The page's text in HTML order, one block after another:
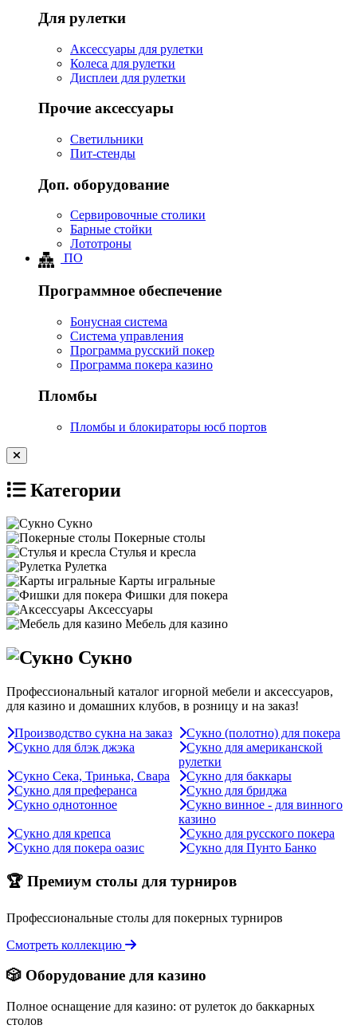
Для рулетки
Аксессуары для рулетки
Колеса для рулетки
Дисплеи для рулетки
Прочие аксессуары
Светильники
Пит-стенды
Доп. оборудование
Сервировочные столики
Барные стойки
Лототроны
ПО
Программное обеспечение
Бонусная система
Система управления
Программа русский покер
Программа покера казино
Пломбы
Пломбы и блокираторы юсб портов
Категории
Сукно
Покерные столы
Стулья и кресла
Рулетка
Карты игральные
Фишки для покера
Аксессуары
Мебель для казино
Сукно
Профессиональный каталог игорной мебели и аксессуаров,
для казино и домашних клубов, в розницу и на заказ!
Производство сукна на заказ
Сукно (полотно) для покера
Сукно для блэк джэка
Сукно для американской
рулетки
Сукно Сека, Тринька, Свара
Сукно для баккары
Сукно для преферанса
Сукно для бриджа
Сукно однотонное
Сукно винное - для винного
казино
Сукно для крепса
Сукно для русского покера
Сукно для покера оазис
Сукно для Пунто Банко
🏆 Премиум столы для турниров
Профессиональные столы для покерных турниров
Смотреть коллекцию
🎲 Оборудование для казино
Полное оснащение для казино: от рулеток до баккарных
столов